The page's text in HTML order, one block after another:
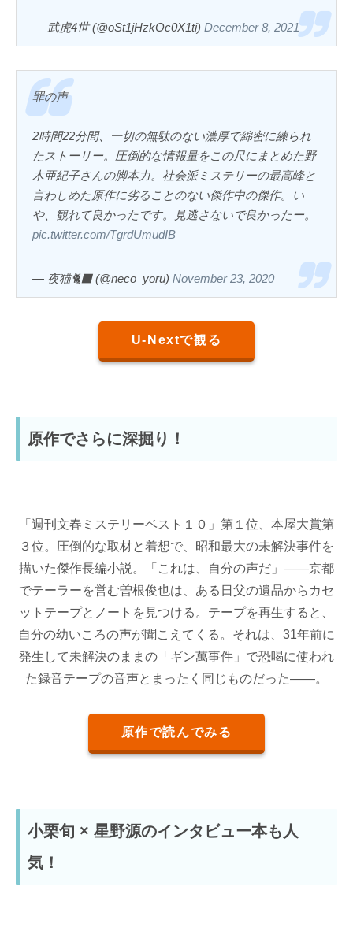
— 武虎4世 (@oSt1jHzkOc0X1ti) December 8, 2021
罪の声
2時間22分間、一切の無駄のない濃厚で綿密に練られ
たストーリー。圧倒的な情報量をこの尺にまとめた野
木亜紀子さんの脚本力。社会派ミステリーの最高峰と
言わしめた原作に劣ることのない傑作中の傑作。い
や、観れて良かったです。見逃さないで良かったー。
pic.twitter.com/TgrdUmudIB
— 夜猫🐈‍⬛ (@neco_yoru) November 23, 2020
U-Nextで観る
原作でさらに深掘り！
「週刊文春ミステリーベスト１０」第１位、本屋大賞第
３位。圧倒的な取材と着想で、昭和最大の未解決事件を
描いた傑作長編小説。「これは、自分の声だ」――京都
でテーラーを営む曽根俊也は、ある日父の遺品からカセ
ットテープとノートを見つける。テープを再生すると、
自分の幼いころの声が聞こえてくる。それは、31年前に
発生して未解決のままの「ギン萬事件」で恐喝に使われ
た録音テープの音声とまったく同じものだった――。
原作で読んでみる
小栗旬 × 星野源のインタビュー本も人
気！